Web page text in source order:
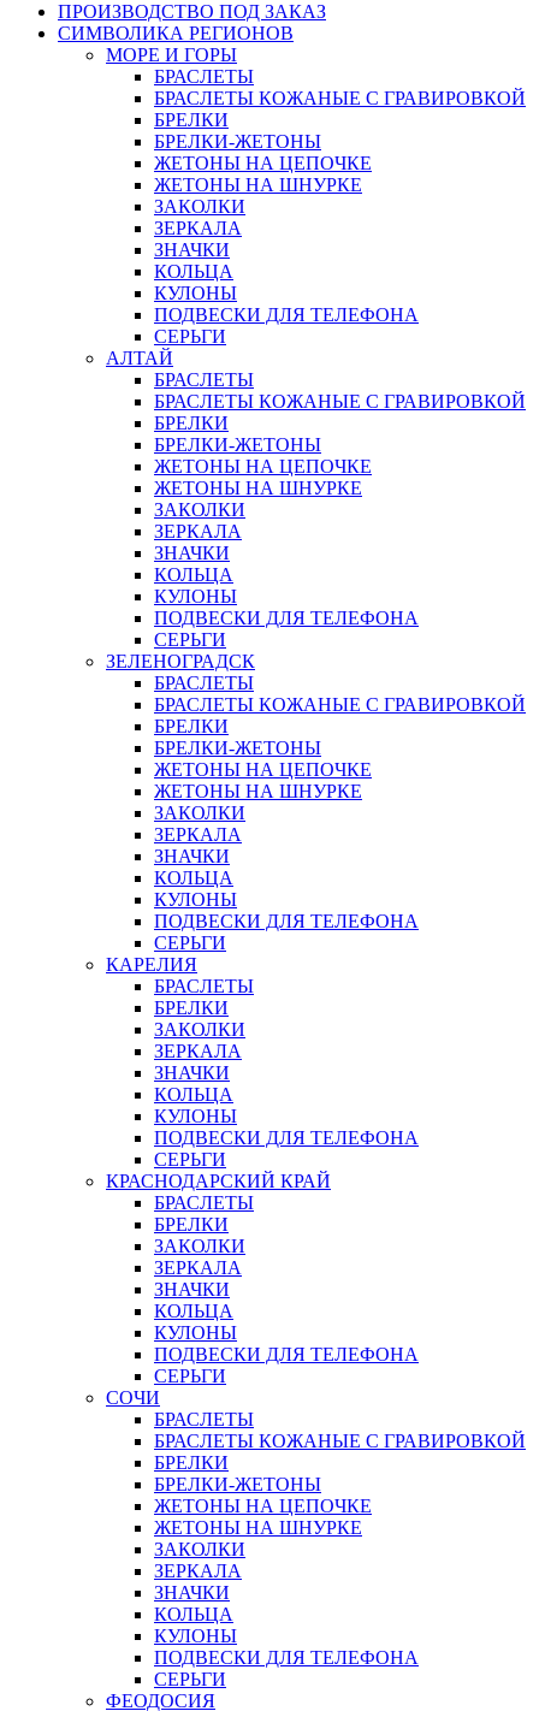
ПРОИЗВОДСТВО ПОД ЗАКАЗ
СИМВОЛИКА РЕГИОНОВ
МОРЕ И ГОРЫ
БРАСЛЕТЫ
БРАСЛЕТЫ КОЖАНЫЕ С ГРАВИРОВКОЙ
БРЕЛКИ
БРЕЛКИ-ЖЕТОНЫ
ЖЕТОНЫ НА ЦЕПОЧКЕ
ЖЕТОНЫ НА ШНУРКЕ
ЗАКОЛКИ
ЗЕРКАЛА
ЗНАЧКИ
КОЛЬЦА
КУЛОНЫ
ПОДВЕСКИ ДЛЯ ТЕЛЕФОНА
СЕРЬГИ
АЛТАЙ
БРАСЛЕТЫ
БРАСЛЕТЫ КОЖАНЫЕ С ГРАВИРОВКОЙ
БРЕЛКИ
БРЕЛКИ-ЖЕТОНЫ
ЖЕТОНЫ НА ЦЕПОЧКЕ
ЖЕТОНЫ НА ШНУРКЕ
ЗАКОЛКИ
ЗЕРКАЛА
ЗНАЧКИ
КОЛЬЦА
КУЛОНЫ
ПОДВЕСКИ ДЛЯ ТЕЛЕФОНА
СЕРЬГИ
ЗЕЛЕНОГРАДСК
БРАСЛЕТЫ
БРАСЛЕТЫ КОЖАНЫЕ С ГРАВИРОВКОЙ
БРЕЛКИ
БРЕЛКИ-ЖЕТОНЫ
ЖЕТОНЫ НА ЦЕПОЧКЕ
ЖЕТОНЫ НА ШНУРКЕ
ЗАКОЛКИ
ЗЕРКАЛА
ЗНАЧКИ
КОЛЬЦА
КУЛОНЫ
ПОДВЕСКИ ДЛЯ ТЕЛЕФОНА
СЕРЬГИ
КАРЕЛИЯ
БРАСЛЕТЫ
БРЕЛКИ
ЗАКОЛКИ
ЗЕРКАЛА
ЗНАЧКИ
КОЛЬЦА
КУЛОНЫ
ПОДВЕСКИ ДЛЯ ТЕЛЕФОНА
СЕРЬГИ
КРАСНОДАРСКИЙ КРАЙ
БРАСЛЕТЫ
БРЕЛКИ
ЗАКОЛКИ
ЗЕРКАЛА
ЗНАЧКИ
КОЛЬЦА
КУЛОНЫ
ПОДВЕСКИ ДЛЯ ТЕЛЕФОНА
СЕРЬГИ
СОЧИ
БРАСЛЕТЫ
БРАСЛЕТЫ КОЖАНЫЕ С ГРАВИРОВКОЙ
БРЕЛКИ
БРЕЛКИ-ЖЕТОНЫ
ЖЕТОНЫ НА ЦЕПОЧКЕ
ЖЕТОНЫ НА ШНУРКЕ
ЗАКОЛКИ
ЗЕРКАЛА
ЗНАЧКИ
КОЛЬЦА
КУЛОНЫ
ПОДВЕСКИ ДЛЯ ТЕЛЕФОНА
СЕРЬГИ
ФЕОДОСИЯ